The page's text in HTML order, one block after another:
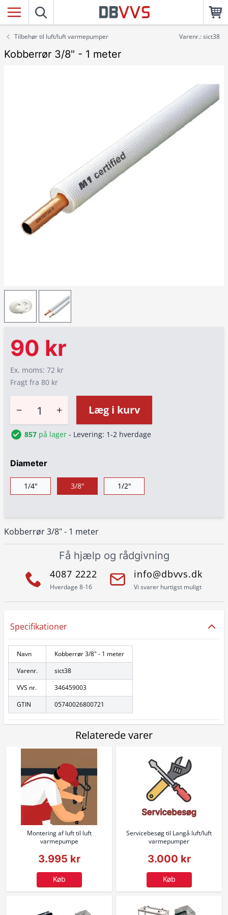
Tilbehør til luft/luft varmepumper Varenr.: sict38
Kobberrør 3/8" - 1 meter
Kobberrør 3/8" - 1 meter
90 kr
Ex. moms: 72 kr
Fragt fra 80 kr
− + Læg i kurv
857 på lager - Levering: 1-2 hverdage
Diameter
1/4" 3/8" 1/2"
Få hjælp og rådgivning
4087 2222
Hverdage 8-16
info@dbvvs.dk
Vi svarer hurtigst muligt
Specifikationer
Navn
Kobberrør 3/8" - 1 meter
Varenr.
sict38
VVS nr.
346459003
GTIN
05740026800721
Relaterede varer
Montering af luft til luft
varmepumpe
3.995 kr
Køb
Servicebesøg til Langå luft/luft
varmepumper
3.000 kr
Køb